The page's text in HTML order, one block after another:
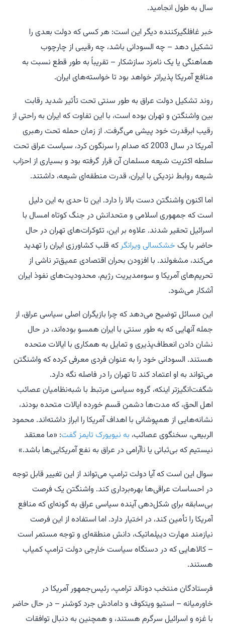
سال به طول انجامید.
خبر غافلگیرکننده دیگر این است: هر کسی که دولت بعدی را
تشکیل دهد – چه السودانی باشد، چه رقیبی از چارچوب
هماهنگی یا یک نامزد سازشکار – تقریباً به طور قطع نسبت به
منافع آمریکا پذیرا‌تر خواهد بود تا خواسته‌های ایران.
روند تشکیل دولت عراق به طور سنتی تحت تأثیر شدید رقابت
بین واشنگتن و تهران بوده است، با این تفاوت که ایران به راحتی از
رقیب ابرقدرت خود پیشی می‌گرفت. از زمان حمله تحت رهبری
آمریکا در سال 2003 که صدام را سرنگون کرد، سیاست عراق تحت
سلطه اکثریت شیعه مسلمان آن قرار گرفته بود و بسیاری از احزاب
شیعه روابط نزدیکی با ایران، قدرت منطقه‌ای شیعه، داشتند.
اما اکنون واشنگتن دست بالا را دارد. این تا حدی به این دلیل
است که جمهوری اسلامی و متحدانش در جنگ کوتاه امسال با
اسرائیل تحقیر شدند. علاوه بر این، تئوکرات‌های تهران در حال
حاضر با یک خشکسالی ویرانگرکه قلب کشاورزی ایران را تهدید
می‌کند، مشغولند. با افزودن بحران اقتصادی عمیق‌تر ناشی از
تحریم‌های آمریکا و سوءمدیریت رژیم، محدودیت‌های نفوذ ایران
آشکار می‌شود.
این مسائل توضیح می‌دهد که چرا بازیگران اصلی سیاسی عراق، از
جمله آنهایی که به طور سنتی با ایران همسو بوده‌اند، در حال
نشان دادن انعطاف‌پذیری و تمایل به همکاری با ایالات متحده
هستند. السودانی خود را به عنوان فردی معرفی کرده که واشنگتن
می‌تواند به او اعتماد کند تا تهران را در فاصله نگه دارد.
شگفت‌انگیزتر اینکه، گروه سیاسی مرتبط با شبه‌نظامیان عصائب
اهل الحق، که مدت‌ها دشمن قسم خورده ایالات متحده بودند،
نشانه‌هایی از همپوشانی با اهداف آمریکا را ابراز داشته‌اند. محمود
الربیعی، سخنگوی عصائب، به نیویورک تایمزگفت: «ما معتقد
نیستیم که بی‌ثباتی یا ناآرامی در عراق به نفع آمریکایی‌ها باشد.»
سوال این است که آیا دولت ترامپ می‌تواند از این تغییر قابل توجه
در احساسات عراقی‌ها بهره‌برداری کند. واشنگتن یک فرصت
بی‌سابقه برای شکل‌دهی آینده سیاسی عراق به گونه‌ای که منافع
آمریکا را تأمین کند، در اختیار دارد. اما استفاده از این فرصت
نیازمند مهارت دیپلماتیک، دانش منطقه‌ای و توجه مستمر است
– کالاهایی که در دستگاه سیاست خارجی دولت ترامپ کمیاب
هستند.
فرستادگان منتخب دونالد ترامپ، رئیس‌جمهور آمریکا در
خاورمیانه – استیو ویتکوف و دامادش جرد کوشنر – در حال حاضر
با غزه و اسرائیل سرگرم هستند، و همچنین به دنبال توافقات